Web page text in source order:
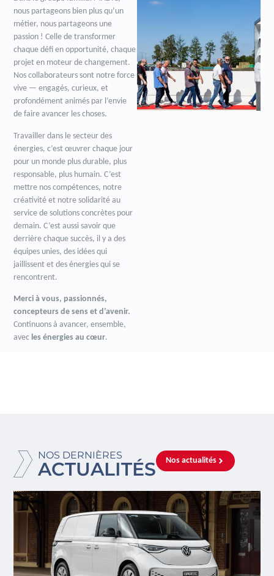
nous partageons bien plus qu’un
métier, nous partageons une
passion ! Celle de transformer
chaque défi en opportunité, chaque
projet en moteur de changement.
Nos collaborateurs sont notre force
vive — engagés, curieux, et
profondément animés par l’envie
de faire avancer les choses.
Travailler dans le secteur des
énergies, c’est œuvrer chaque jour
pour un monde plus durable, plus
responsable, plus humain. C’est
mettre nos compétences, notre
créativité et notre solidarité au
service de solutions concrètes pour
demain. C’est aussi savoir que
derrière chaque succès, il y a des
équipes unies, des idées qui
jaillissent et des énergies qui se
rencontrent.
Merci à vous, passionnés,
concepteurs de sens et d’avenir.
Continuons à avancer, ensemble,
avec les énergies au cœur.
NOS DERNIÈRES
ACTUALITÉS Nos actualités